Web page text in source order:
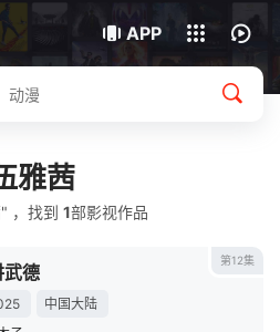
APP
下载客户端
的观影记录
雅茜
，找到 1部影视作品
第12集
武德
中国大陆